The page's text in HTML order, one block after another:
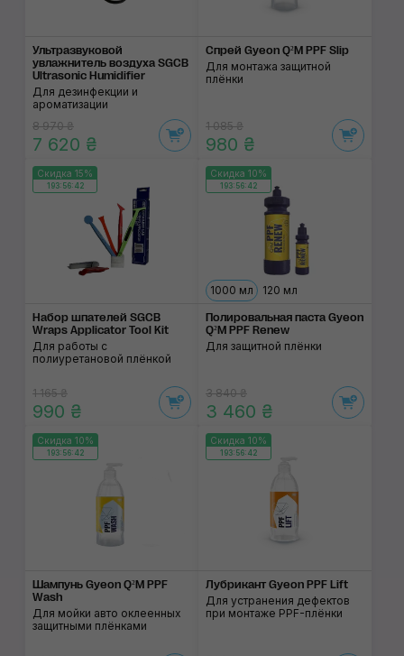
Ультразвуковой
увлажнитель воздуха SGCB
Ultrasonic Humidifier
Для дезинфекции и
ароматизации
8 970 ₴
7 620 ₴
Спрей Gyeon Q²M PPF Slip
Для монтажа защитной
плёнки
1 085 ₴
980 ₴
Скидка 15%
193:56:41
Набор шпателей SGCB
Wraps Applicator Tool Kit
Для работы с
полиуретановой плёнкой
1 165 ₴
990 ₴
Скидка 10%
193:56:41
1000 мл 120 мл
Полировальная паста Gyeon
Q²M PPF Renew
Для защитной плёнки
3 840 ₴
3 460 ₴
Скидка 10%
193:56:41
Шампунь Gyeon Q²M PPF
Wash
Для мойки авто оклеенных
защитными плёнками
Скидка 10%
193:56:41
Лубрикант Gyeon PPF Lift
Для устранения дефектов
при монтаже PPF-плёнки